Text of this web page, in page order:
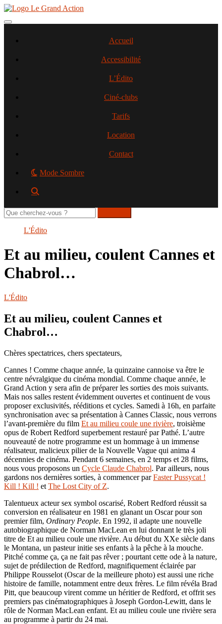
Aller
contenu
Toggle navigation
Accueil
Accessibilité
L’Édito
Ciné-clubs
Tarifs
Location
Contact
Mode Sombre
Rechercher
sur
L'Édito
Et au milieu, coulent Cannes et
Chabrol…
L'Édito
Et au milieu, coulent Cannes et
Chabrol…
Chères spectatrices, chers spectateurs,
Cannes ! Comme chaque année, la quinzaine cannoise va être le
centre névralgique du cinéma mondial. Comme chaque année, le
Grand Action y sera afin de préparer les sorties des mois suivants.
Mais nos salles restent évidemment ouvertes et continuent de vous
proposer exclusivités, rééditions et cycles. Samedi à 16h, en parfaite
synchronisation avec sa présentation à Cannes Classic, nous verrons
l’avant-première du film Et au milieu coule une rivière, troisième
opus de Robert Redford superbement restauré par Pathé. L’autre
nouveauté de notre programme est un hommage à un immense
réalisateur, malicieux pilier de la Nouvelle Vague qui anima 4
décennies de cinéma. Pendant 6 semaines, en 2 temps et 28 films,
nous vous proposons un Cycle Claude Chabrol. Par ailleurs, nous
gardons nos dernières sorties, à commencer parFaster Pussycat !
Kill ! Kill ! et The Lost City of Z.
Talentueux acteur sex symbol oscarisé, Robert Redford réussit sa
conversion en réalisateur en 1981 en glanant un Oscar pour son
premier film, Ordinary People. En 1992, il adapte une nouvelle
autobiographique de Norman MacLean en lui donnant le très joli
titre de Et au milieu coule une rivière. Au début du XXe siècle dans
le Montana, un pasteur initie ses enfants à la pêche à la mouche.
Pitché comme ça, ça ne fait pas rêver ; pourtant cette ode à la nature,
sujet de prédilection de Redford, magnifiquement éclairée par
Philippe Rousselot (Oscar de la meilleure photo) est aussi une riche
histoire de famille, notamment entre deux frères. Le film révéla Brad
Pitt, que beaucoup virent comme un héritier de Redford, et offrit ses
premiers pas cinématographiques à Joseph Gordon-Lewitt, dans le
rôle de Norman MacLean enfant. Et au milieu coule une rivière sera
au programme à partir du 24 mai.